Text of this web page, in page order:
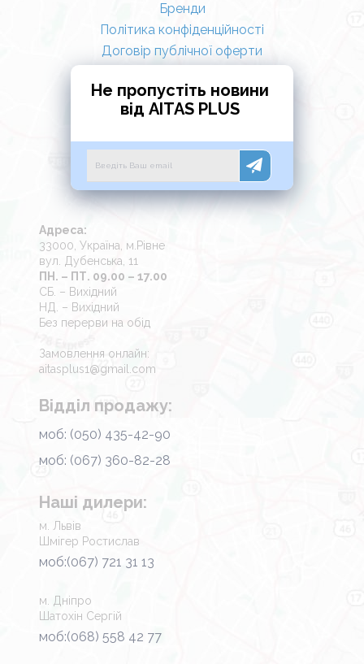
Бренди
Політика конфіденційності
Договір публічної оферти
Не пропустіть новини
від AITAS PLUS
Адреса:
33000, Україна, м.Рівне
вул. Дубенська, 11
ПН. – ПТ. 09.00 – 17.00
СБ. – Вихідний
НД. – Вихідний
Без перерви на обід
Замовлення онлайн:
aitasplus1@gmail.com
Відділ продажу:
моб: (050) 435-42-90
моб: (067) 360-82-28
Наші дилери:
м. Львів
Шмігер Ростислав
моб:(067) 721 31 13
м. Дніпро
Шатохін Сергій
моб:(068) 558 42 77